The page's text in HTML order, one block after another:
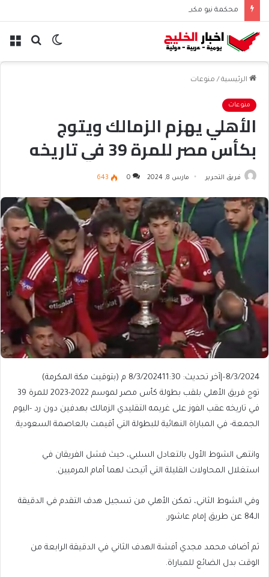
محكمة نيو مكسيكو تغرم ميتا نصف مليار دولار بسبب الأطفال
بحث الوضع
الرئيسية / منوعات
منوعات
الأهلي يهزم الزمالك ويتوج
بكأس مصر للمرة 39 في تاريخه
فريق التحرير مارس 8, 2024 0
643
8/3/2024
– آخر تحديث: 8/3/2024 11:30 م (بتوقيت مكة المكرمة)
توج فريق الأهلي بلقب بطولة كأس مصر لموسم 2022-2023 للمرة 39
في تاريخه عقب الفوز على غريمه التقليدي الزمالك بهدفين دون رد -اليوم
الجمعة- في المباراة النهائية للبطولة التي أقيمت بالعاصمة السعودية.
وانتهى الشوط الأول بالتعادل السلبي، حيث فشل الفريقان في
استغلال المحاولات القليلة التي أتيحت لهما أمام المرميين.
وفي الشوط الثاني، تمكن الأهلي من تسجيل هدف التقدم في الدقيقة
الـ84 عن طريق إمام عاشور.
ثم أضاف محمد مجدي أفشة الهدف الثاني في الدقيقة الرابعة من
الوقت بدل الضائع للمباراة.